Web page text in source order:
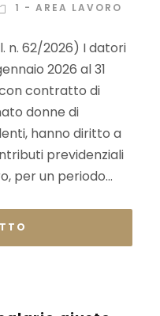
1 - AREA LAVORO
n. 62/2026) I datori
2026 al 31
contratto di
donne di
hanno diritto a
previdenziali
per un periodo...